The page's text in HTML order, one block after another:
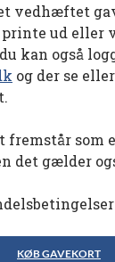
vedhæftet
ud eller
kan også
og der se
fremstår som
det gælder
KØB GAVEKORT